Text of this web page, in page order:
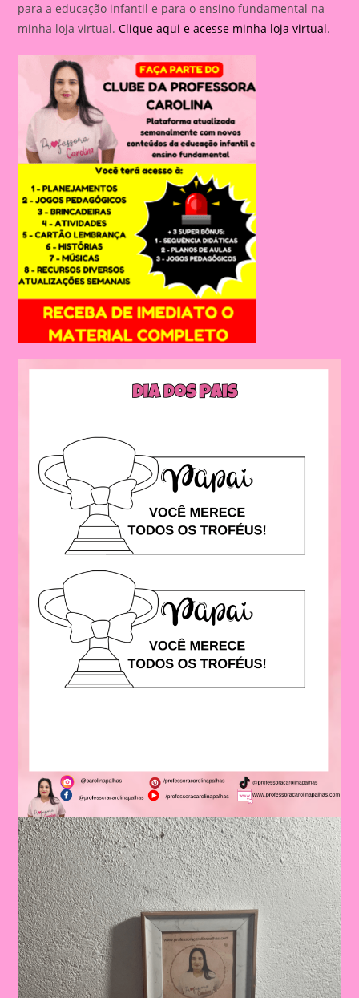
para a educação infantil e para o ensino fundamental na
minha loja virtual.Clique aqui e acesse minha loja virtual.